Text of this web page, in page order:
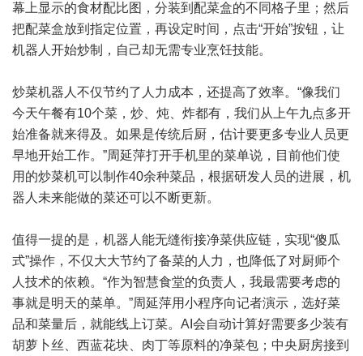
幕上显示的食材配比图，分装到配菜盒的不同格子里；然后
把配菜盒放到指定位置，再设定时间，点击“开始”按钮，让
机器人开始炒制，自己却无需专业烹饪技能。
炒菜机器人不仅节约了人力成本，还提高了效率。“像我们
今天午餐有10个菜，炒、炖、炸都有，我们从上午九点多开
始准备就来得及。如果是传统后厨，估计要更多专业人员更
早地开始工作。”周延萍打开手机里的菜单说，目前他们使
用的炒菜机可以制作40余种菜品，根据研发人员的进展，机
器人未来能做的菜还可以不断更新。
值得一提的是，机器人能无缝衔接净菜供应链，实现“傻瓜
式”操作，不仅大大节约了备菜的人力，也降低了对厨师个
人技术的依赖。“作为智慧食堂的负责人，我最需要考虑的
事就是明天的菜单。”周延萍用小程序向记者演示，选好菜
品和菜量后，就能线上订菜。AI会自动计算好需要多少装有
胡萝卜丝、西蓝花块、肉丁等原料的净菜包；中央厨房接到